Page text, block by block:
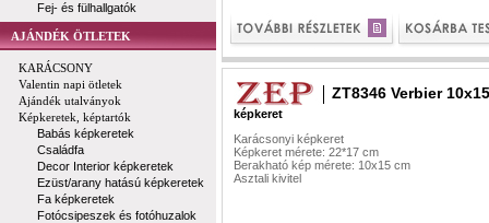
Fej- és fülhallgatók
AJÁNDÉK ÖTLETEK
KARÁCSONY
Valentin napi ötletek
Ajándék utalványok
Képkeretek, képtartók
Babás képkeretek
Családfa
Decor Interior képkeretek
Ezüst/arany hatású képkeretek
Fa képkeretek
Fotócsipeszek és fotóhuzalok
ZT8346 Verbier 10x15
képkeret
Karácsonyi képkeret
Képkeret mérete: 22*17 cm
Berakható kép mérete: 10x15 cm
Asztali kivitel